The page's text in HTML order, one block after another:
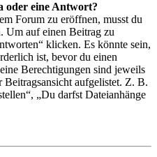
oder eine Antwort?
Forum zu eröffnen, musst du
Um auf einen Beitrag zu
klicken. Es könnte sein,
ist, bevor du einen
Berechtigungen sind jeweils
Beitragsansicht aufgelistet. Z. B.
„Du darfst Dateianhänge